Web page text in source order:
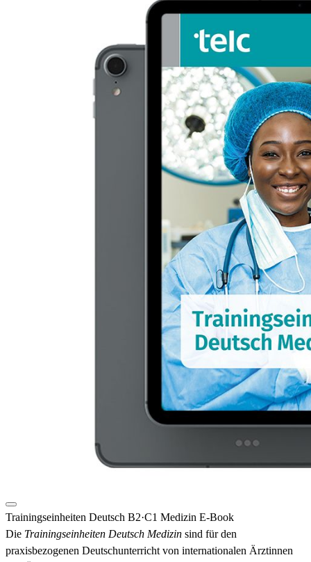
Trainingseinheiten Deutsch B2·C1 Medizin E-Book
Die Trainingseinheiten Deutsch Medizin sind für den
praxisbezogenen Deutschunterricht von internationalen Ärztinnen